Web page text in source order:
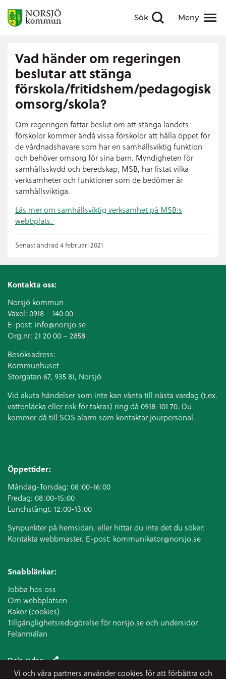
Sök
Visa sökfält Meny
Visa meny
Vad händer om regeringen
beslutar att stänga
förskola/fritidshem/pedagogisk
omsorg/skola?
Om regeringen fattar beslut om att stänga landets
förskolor kommer ändå vissa förskolor att hålla öppet för
de vårdnadshavare som har en samhällsviktig funktion
och behöver omsorg för sina barn. Myndigheten för
samhällsskydd och beredskap, MSB, har listat vilka
verksamheter och funktioner som de bedömer är
samhällsviktiga.
Läs mer om samhällsviktig verksamhet på MSB:s
webbplats.
Senast ändrad 4 februari 2021
Kontakta oss:
Norsjö kommun
Växel: 0918 – 140 00
E-post: info@norsjo.se
Org.nr: 21 20 00 – 2858
Besöksadress:
Kommunhuset
Storgatan 67, 935 81, Norsjö
Vid akuta händelser som inte kan vänta till nästa vardag (t.ex.
vattenläcka eller risk för takras) ring då 0918-101 70. Du
kommer då till SOS alarm som kontaktar jourpersonal.
Öppettider:
Måndag-Torsdag: 08:00-16:00
Fredag: 08:00-15:00
Lunchstängt: 12:00-13:00
Synpunkter på hemsidan, eller hittar du inte det du söker:
Kontakta webbmaster. E-post: kommunikator@norsjo.se
Snabblänkar:
Jobba hos oss
Om webbplatsen
Kakor (cookies)
Tillgänglighetsredogörelse för norsjo.se och undersidor
Felanmälan
Dela sidan
Vi och våra partners använder cookies för att förbättra och